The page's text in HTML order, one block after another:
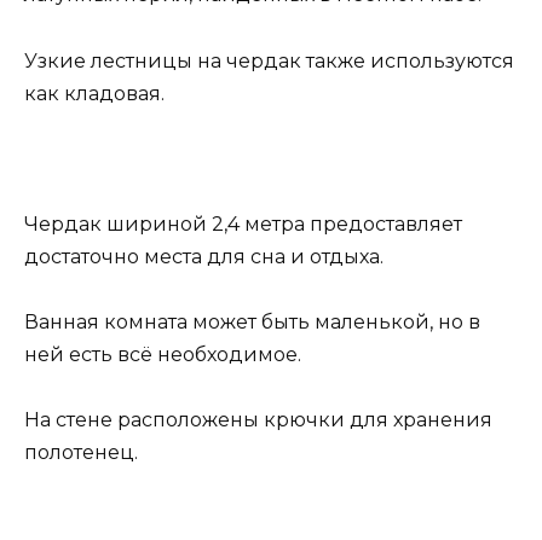
Узкие лестницы на чердак также используются
как кладовая.
Чердак шириной 2,4 метра предоставляет
достаточно места для сна и отдыха.
Ванная комната может быть маленькой, но в
ней есть всё необходимое.
На стене расположены крючки для хранения
полотенец.